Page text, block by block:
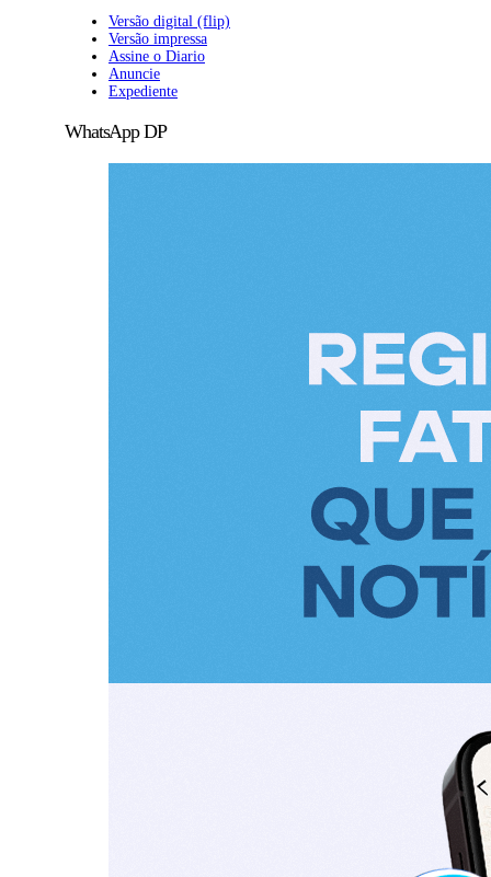
Versão digital (flip)
Versão impressa
Assine o Diario
Anuncie
Expediente
WhatsApp DP